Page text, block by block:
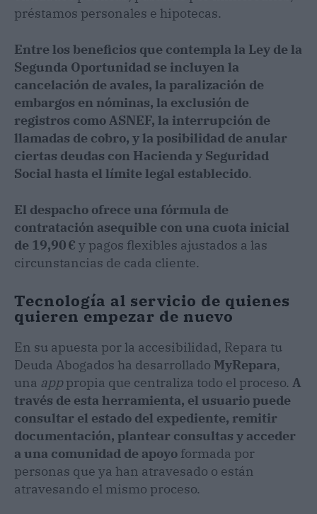
préstamos personales e hipotecas.
Entre los beneficios que contempla la Ley de la
Segunda Oportunidad se incluyen la
cancelación de avales, la paralización de
embargos en nóminas, la exclusión de
registros como ASNEF, la interrupción de
llamadas de cobro, y la posibilidad de anular
ciertas deudas con Hacienda y Seguridad
Social hasta el límite legal establecido.
El despacho ofrece una fórmula de
contratación asequible con una cuota inicial
de 19,90 € y pagos flexibles ajustados a las
circunstancias de cada cliente.
Tecnología al servicio de quienes
quieren empezar de nuevo
En su apuesta por la accesibilidad, Repara tu
Deuda Abogados ha desarrollado MyRepara,
una apppropia que centraliza todo el proceso. A
través de esta herramienta, el usuario puede
consultar el estado del expediente, remitir
documentación, plantear consultas y acceder
a una comunidad de apoyo formada por
personas que ya han atravesado o están
atravesando el mismo proceso.